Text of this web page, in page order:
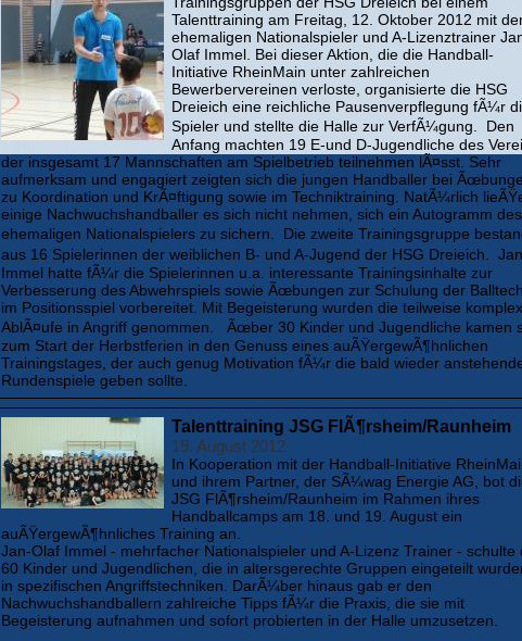
Talenttraining am Freitag, 12. Oktober 2012 mit
ehemaligen Nationalspieler und A-Lizenztrainer
Olaf Immel. Bei dieser Aktion, die die Handball-
Initiative RheinMain unter zahlreichen
Bewerbervereinen verloste, organisierte die HSG
Dreieich eine reichliche Pausenverpflegung fÃ¼r
Spieler und stellte die Halle zur VerfÃ¼gung. Den
Anfang machten 19 E-und D-Jugendliche des
der insgesamt 17 Mannschaften am Spielbetrieb teilnehmen lÃ¤sst. Sehr
aufmerksam und engagiert zeigten sich die jungen Handballer bei
zu Koordination und KrÃ¤ftigung sowie im Techniktraining. NatÃ¼rlich
einige Nachwuchshandballer es sich nicht nehmen, sich ein Autogramm des
ehemaligen Nationalspielers zu sichern. Die zweite Trainingsgruppe
aus 16 Spielerinnen der weiblichen B- und A-Jugend der HSG Dreieich. Jan
Immel hatte fÃ¼r die Spielerinnen u.a. interessante Trainingsinhalte zur
Verbesserung des Abwehrspiels sowie Ãœbungen zur Schulung der
im Positionsspiel vorbereitet. Mit Begeisterung wurden die teilweise
AblÃ¤ufe in Angriff genommen. Ãœber 30 Kinder und Jugendliche kamen
zum Start der Herbstferien in den Genuss eines auÃŸergewÃ¶hnlichen
Trainingstages, der auch genug Motivation fÃ¼r die bald wieder
Rundenspiele geben sollte.
Talenttraining JSG FlÃ¶rsheim/Raunheim
19. August 2012
In Kooperation mit der Handball-Initiative
und ihrem Partner, der SÃ¼wag Energie AG, bot
JSG FlÃ¶rsheim/Raunheim im Rahmen ihres
Handballcamps am 18. und 19. August ein
auÃŸergewÃ¶hnliches Training an.
Jan-Olaf Immel - mehrfacher Nationalspieler und A-Lizenz Trainer - schulte
60 Kinder und Jugendlichen, die in altersgerechte Gruppen eingeteilt
in spezifischen Angriffstechniken. DarÃ¼ber hinaus gab er den
Nachwuchshandballern zahlreiche Tipps fÃ¼r die Praxis, die sie mit
Begeisterung aufnahmen und sofort probierten in der Halle umzusetzen.